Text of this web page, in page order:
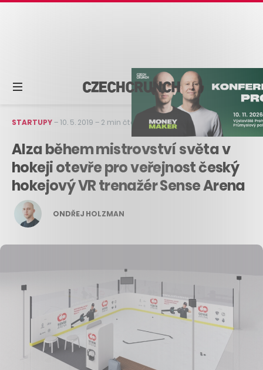
STARTUPY–10. 5. 2019 – 2 min čtení
Alza během mistrovství světa v
hokeji otevře pro veřejnost český
hokejový VR trenažér Sense Arena
ONDŘEJ HOLZMAN